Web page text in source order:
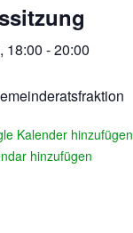
18:00 -20:00
Kalender hinzufügen
hinzufügen